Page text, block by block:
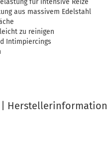
für intensive Reize
aus massivem Edelstahl
zu reinigen
Intimpiercings
Herstellerinformation